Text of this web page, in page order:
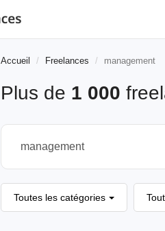
Accueil Freelances management
Plus de 1 000
Toutes les catégories